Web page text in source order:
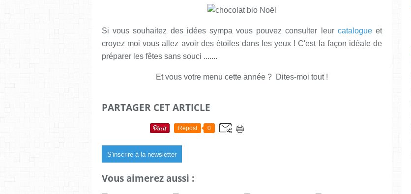
Si vous souhaitez des idées sympa vous pouvez consulter leur catalogueet
croyez moi vous allez avoir des étoiles dans les yeux ! C'est la façon idéale de
préparer les fêtes sans souci .......
Et vous votre menu cette année ? Dites-moi tout !
PARTAGER CET ARTICLE
Repost 0
S'inscrire à la newsletter
Vous aimerez aussi :